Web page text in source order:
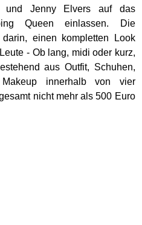
und Jenny Elvers auf das
Queen einlassen. Die
einen kompletten Look
- Ob lang, midi oder kurz,
aus Outfit, Schuhen,
innerhalb von vier
nicht mehr als 500 Euro